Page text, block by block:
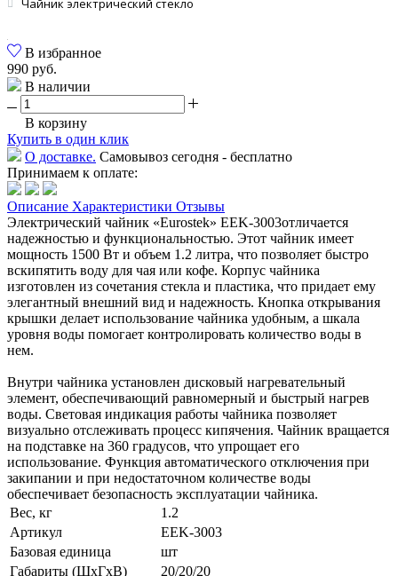
Чайник электрический стекло
В избранное
990 руб.
В наличии
В корзину
Купить в один клик
О доставке. Самовывоз сегодня - бесплатно
Принимаем к оплате:
Описание Характеристики Отзывы
Электрический чайник «Eurostek» EEK-3003отличается
надежностью и функциональностью. Этот чайник имеет
мощность 1500 Вт и объем 1.2 литра, что позволяет быстро
вскипятить воду для чая или кофе. Корпус чайника
изготовлен из сочетания стекла и пластика, что придает ему
элегантный внешний вид и надежность. Кнопка открывания
крышки делает использование чайника удобным, а шкала
уровня воды помогает контролировать количество воды в
нем.
Внутри чайника установлен дисковый нагревательный
элемент, обеспечивающий равномерный и быстрый нагрев
воды. Световая индикация работы чайника позволяет
визуально отслеживать процесс кипячения. Чайник вращается
на подставке на 360 градусов, что упрощает его
использование. Функция автоматического отключения при
закипании и при недостаточном количестве воды
обеспечивает безопасность эксплуатации чайника.
Вес, кг
1.2
Артикул
EEK-3003
Базовая единица
шт
Габариты (ШхГхВ)
20/20/20